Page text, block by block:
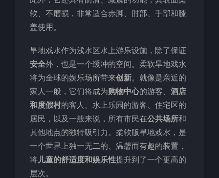
软、不磨损，非常适合赤脚、肘部、手部和膝
盖使用。
旱地戏水作为浅水区水上游乐设施，除了保证
安全外，也是一个缓冲的空间。柔软旱地戏水
将为全球的娱乐场所带来创新。就像是亲近的
家人一般，它们将成为购物中心的游客、 酒店
和度假村的客人、水上乐园的游客、住宅区的
居民，以及一般来说，所有市民在公共场所和
其他地点的独特吸引力。柔软版旱地戏水，是
一个世界上独一无二的、温馨而有趣的装置，
将儿童的舒适度和娱乐性提升到了一个更高的
层次。